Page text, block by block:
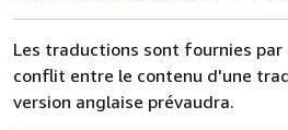
Les traductions sont fournies
conflit entre le contenu d'une
version anglaise prévaudra.